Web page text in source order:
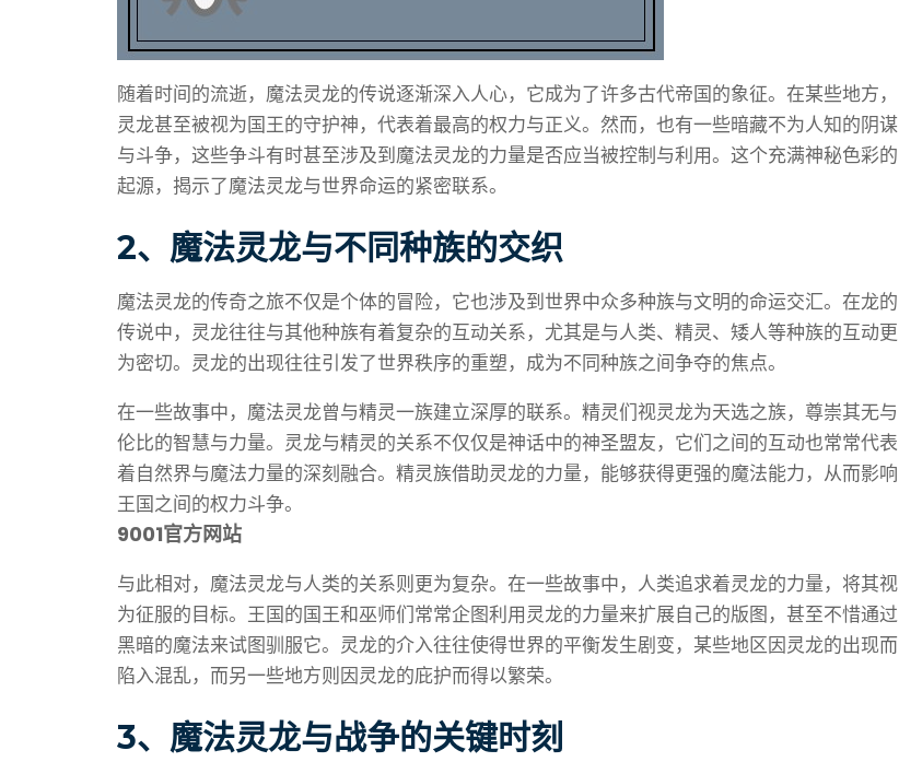
随着时间的流逝，魔法灵龙的传说逐渐深入人心，它成为了许多古代帝国的象征。在某些地方，
灵龙甚至被视为国王的守护神，代表着最高的权力与正义。然而，也有一些暗藏不为人知的阴谋
与斗争，这些争斗有时甚至涉及到魔法灵龙的力量是否应当被控制与利用。这个充满神秘色彩的
起源，揭示了魔法灵龙与世界命运的紧密联系。
2、魔法灵龙与不同种族的交织
魔法灵龙的传奇之旅不仅是个体的冒险，它也涉及到世界中众多种族与文明的命运交汇。在龙的
传说中，灵龙往往与其他种族有着复杂的互动关系，尤其是与人类、精灵、矮人等种族的互动更
为密切。灵龙的出现往往引发了世界秩序的重塑，成为不同种族之间争夺的焦点。
在一些故事中，魔法灵龙曾与精灵一族建立深厚的联系。精灵们视灵龙为天选之族，尊崇其无与
伦比的智慧与力量。灵龙与精灵的关系不仅仅是神话中的神圣盟友，它们之间的互动也常常代表
着自然界与魔法力量的深刻融合。精灵族借助灵龙的力量，能够获得更强的魔法能力，从而影响
王国之间的权力斗争。
9001官方网站
与此相对，魔法灵龙与人类的关系则更为复杂。在一些故事中，人类追求着灵龙的力量，将其视
为征服的目标。王国的国王和巫师们常常企图利用灵龙的力量来扩展自己的版图，甚至不惜通过
黑暗的魔法来试图驯服它。灵龙的介入往往使得世界的平衡发生剧变，某些地区因灵龙的出现而
陷入混乱，而另一些地方则因灵龙的庇护而得以繁荣。
3、魔法灵龙与战争的关键时刻